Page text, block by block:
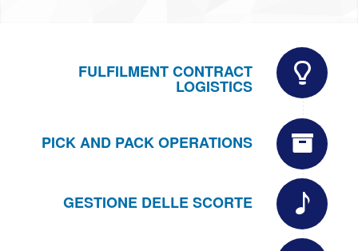
FULFILMENT CONTRACT
LOGISTICS
PICK AND PACK OPERATIONS
GESTIONE DELLE SCORTE